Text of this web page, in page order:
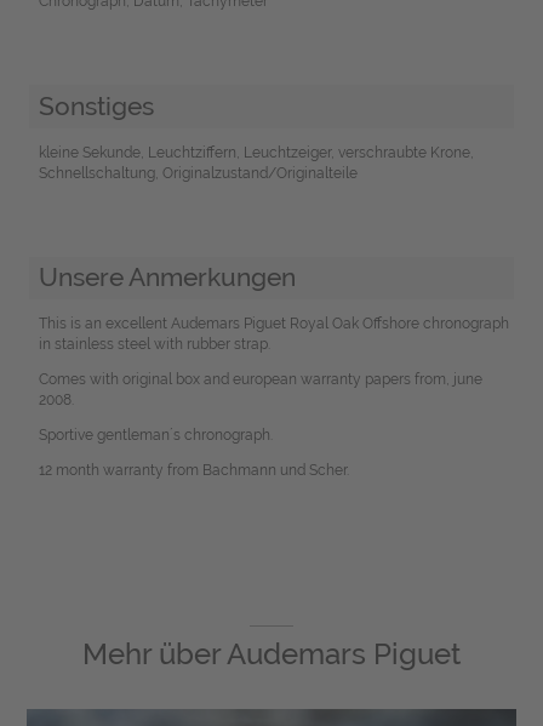
Sonstiges
kleine Sekunde, Leuchtziffern, Leuchtzeiger, verschraubte Krone,
Schnellschaltung, Originalzustand/Originalteile
Unsere Anmerkungen
This is an excellent Audemars Piguet Royal Oak Offshore chronograph
in stainless steel with rubber strap.
Comes with original box and european warranty papers from, june
2008.
Sportive gentleman´s chronograph.
12 month warranty from Bachmann und Scher.
Mehr überAudemars Piguet